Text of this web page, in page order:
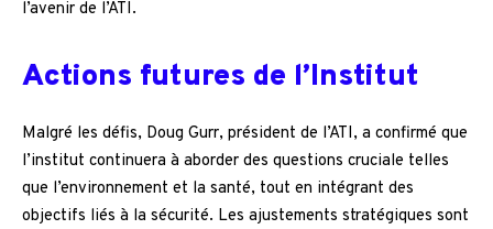
l’avenir de l’ATI.
Actions futures de l’Institut
Malgré les défis, Doug Gurr, président de l’ATI, a confirmé que
l’institut continuera à aborder des questions cruciale telles
que l’environnement et la santé, tout en intégrant des
objectifs liés à la sécurité. Les ajustements stratégiques sont